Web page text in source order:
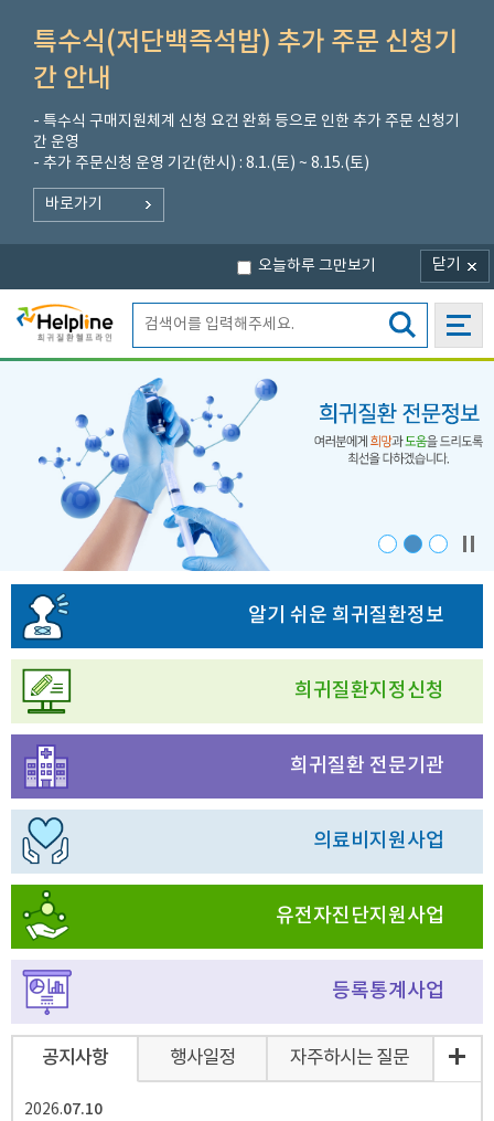
특수식(저단백즉석밥) 추가 주문 신청기
간 안내
- 특수식 구매지원체계 신청 요건 완화 등으로 인한 추가 주문 신청기
간 운영
- 추가 주문신청 운영 기간(한시) : 8.1.(토) ~ 8.15.(토)
바로가기
오늘하루 그만보기 닫기
알기 쉬운 희귀질환정보
희귀질환지정신청
희귀질환 전문기관
의료비지원사업
유전자진단지원사업
등록통계사업
공지사항
2026.07.10
행사일정 자주하시는 질문